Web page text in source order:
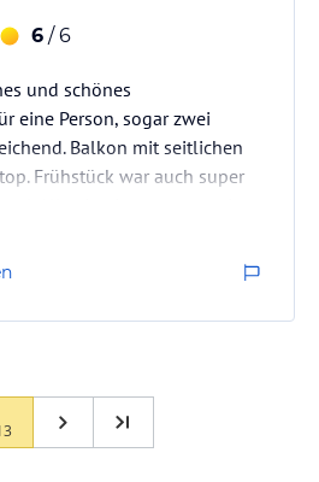
6 / 6
und schönes
eine Person, sogar zwei
Balkon mit seitlichen
Frühstück war auch super
ich kann das Hotel nur